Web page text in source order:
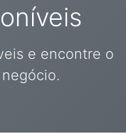
e encontre o